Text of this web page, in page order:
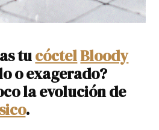
tucóctelBloody
o exagerado?
la evolución de
.